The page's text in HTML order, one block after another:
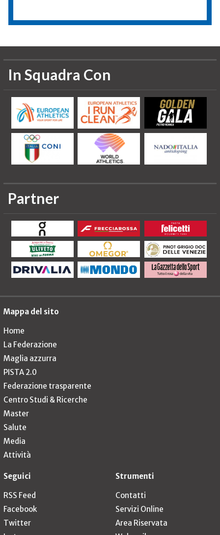
In Squadra Con
Partner
Mappa del sito
Home
La Federazione
Maglia azzurra
PISTA 2.0
Federazione trasparente
Centro Studi & Ricerche
Master
Salute
Media
Attività
Seguici
RSS Feed
Facebook
Twitter
Strumenti
Contatti
Servizi Online
Area Riservata